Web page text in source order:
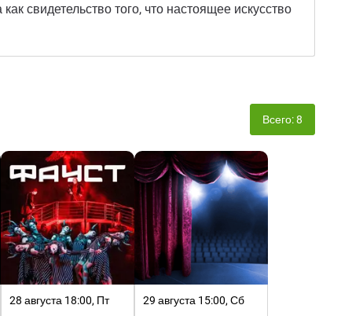
свидетельство того, что настоящее искусство
Всего: 8
28 августа 18:00, Пт 29 августа 15:00, Сб